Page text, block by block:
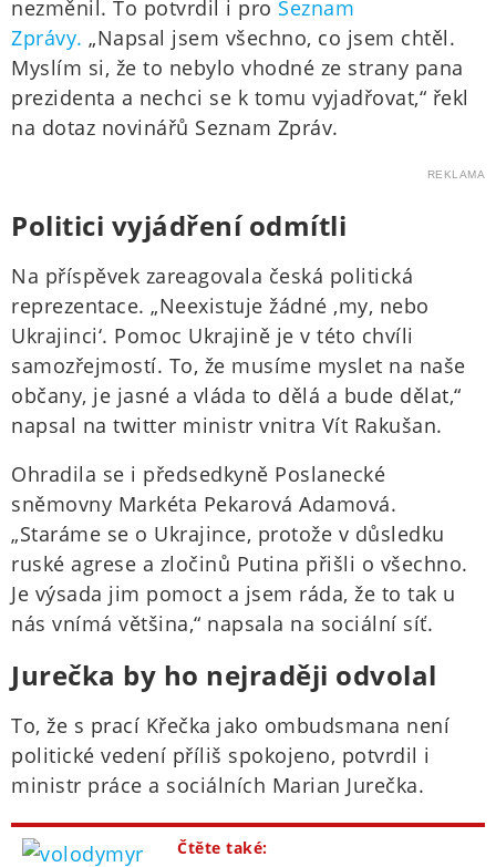
nezměnil. To potvrdil i pro Seznam
Zprávy. „Napsal jsem všechno, co jsem chtěl.
Myslím si, že to nebylo vhodné ze strany pana
prezidenta a nechci se k tomu vyjadřovat,“ řekl
na dotaz novinářů Seznam Zpráv.
REKLAMA
Politici vyjádření odmítli
Na příspěvek zareagovala česká politická
reprezentace. „Neexistuje žádné ‚my, nebo
Ukrajinci‘. Pomoc Ukrajině je v této chvíli
samozřejmostí. To, že musíme myslet na naše
občany, je jasné a vláda to dělá a bude dělat,“
napsal na twitter ministr vnitra Vít Rakušan.
Ohradila se i předsedkyně Poslanecké
sněmovny Markéta Pekarová Adamová.
„Staráme se o Ukrajince, protože v důsledku
ruské agrese a zločinů Putina přišli o všechno.
Je výsada jim pomoct a jsem ráda, že to tak u
nás vnímá většina,“ napsala na sociální síť.
Jurečka by ho nejraději odvolal
To, že s prací Křečka jako ombudsmana není
politické vedení příliš spokojeno, potvrdil i
ministr práce a sociálních Marian Jurečka.
Čtěte také: